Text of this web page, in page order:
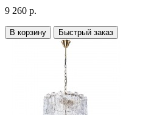
9 260 р.
В корзину Быстрый заказ